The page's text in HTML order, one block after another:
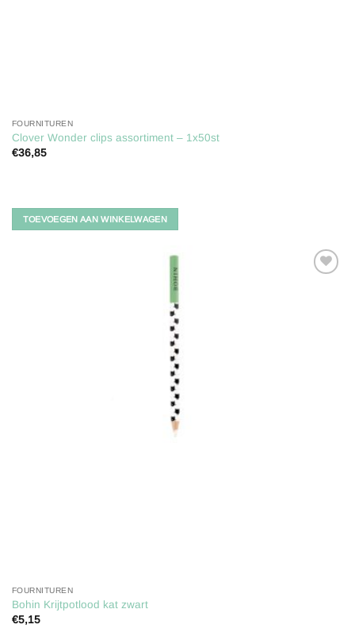
FOURNITUREN
Clover Wonder clips assortiment – 1x50st
€36,85
TOEVOEGEN AAN WINKELWAGEN
FOURNITUREN
Bohin Krijtpotlood kat zwart
€5,15